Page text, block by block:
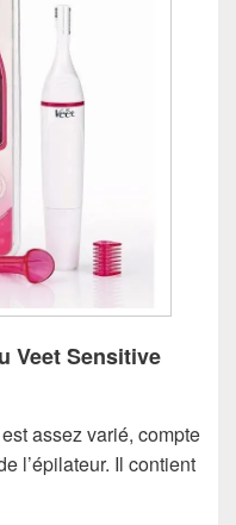
Veet Sensitive
assez varié, compte
l’épilateur. Il contient